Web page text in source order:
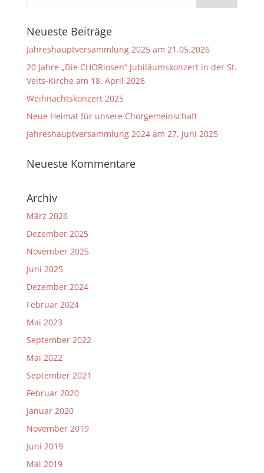
Neueste Beiträge
Jahreshauptversammlung 2025 am 21.05.2026
20 Jahre „Die CHORiosen“ Jubiläumskonzert in der St.
Veits-Kirche am 18. April 2026
Weihnachtskonzert 2025
Neue Heimat für unsere Chorgemeinschaft
Jahreshauptversammlung 2024 am 27. Juni 2025
Neueste Kommentare
Archiv
März 2026
Dezember 2025
November 2025
Juni 2025
Dezember 2024
Februar 2024
Mai 2023
September 2022
Mai 2022
September 2021
Februar 2020
Januar 2020
November 2019
Juni 2019
Mai 2019